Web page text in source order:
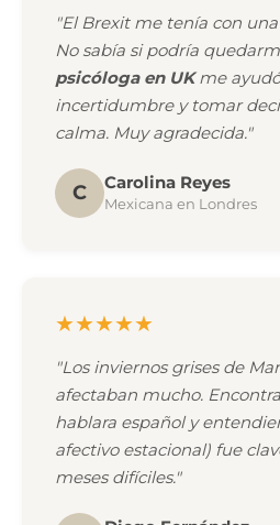
"El Brexit me tenía con
No sabía si podría
psicóloga en UKme
incertidumbre y tomar
calma. Muy agradecida."
C Carolina Reyes
Mexicana en Londres
★★★★★
"Los inviernos grises de
afectaban mucho.
hablara español y
afectivo estacional) fue
meses difíciles."